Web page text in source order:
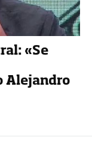
«Se
Alejandro